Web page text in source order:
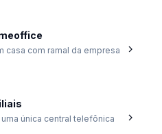
casa com ramal da empresa
única central telefônica